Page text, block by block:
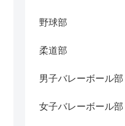
野球部
柔道部
男子バレーボール部
女子バレーボール部